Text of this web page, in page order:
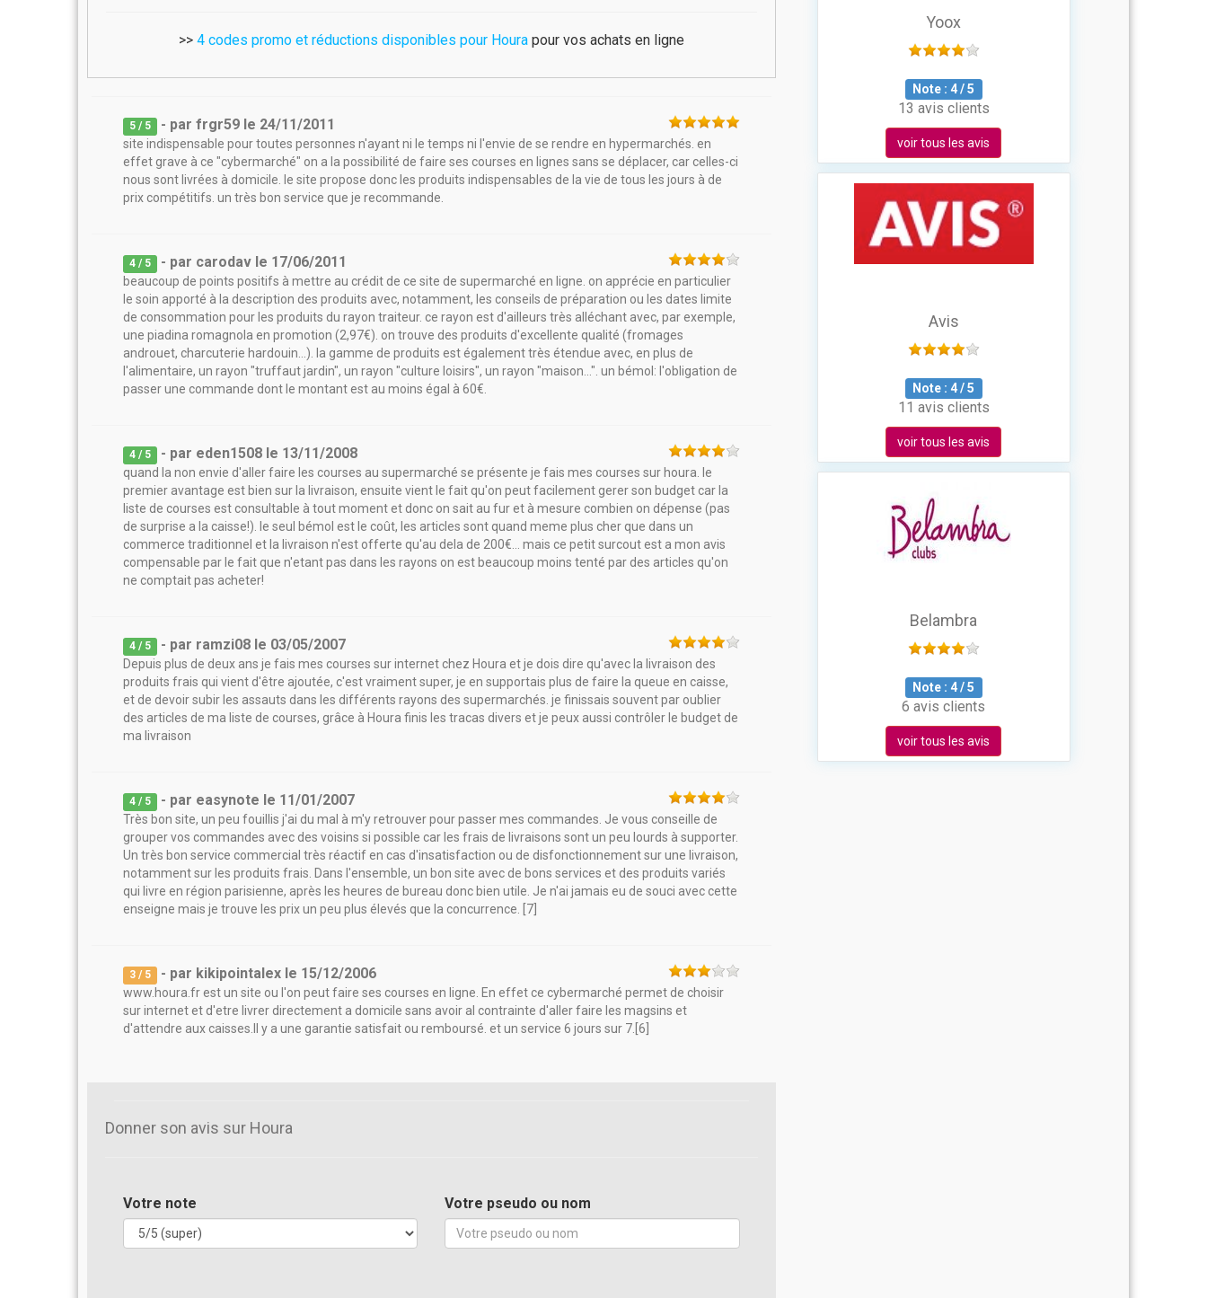
>> 4 codes promo et réductions disponibles pour Hourapour vos achats en ligne
5 / 5 - parfrgr59 le 24/11/2011
site indispensable pour toutes personnes n'ayant ni le temps ni l'envie de se rendre en hypermarchés. en
effet grave à ce "cybermarché" on a la possibilité de faire ses courses en lignes sans se déplacer, car celles-ci
nous sont livrées à domicile. le site propose donc les produits indispensables de la vie de tous les jours à de
prix compétitifs. un très bon service que je recommande.
4 / 5 - par carodav le 17/06/2011
beaucoup de points positifs à mettre au crédit de ce site de supermarché en ligne. on apprécie en particulier
le soin apporté à la description des produits avec, notamment, les conseils de préparation ou les dates limite
de consommation pour les produits du rayon traiteur. ce rayon est d'ailleurs très alléchant avec, par exemple,
une piadina romagnola en promotion (2,97€). on trouve des produits d'excellente qualité (fromages
androuet, charcuterie hardouin...). la gamme de produits est également très étendue avec, en plus de
l'alimentaire, un rayon "truffaut jardin", un rayon "culture loisirs", un rayon "maison...". un bémol: l'obligation de
passer une commande dont le montant est au moins égal à 60€.
4 / 5 - par eden1508 le 13/11/2008
quand la non envie d'aller faire les courses au supermarché se présente je fais mes courses sur houra. le
premier avantage est bien sur la livraison, ensuite vient le fait qu'on peut facilement gerer son budget car la
liste de courses est consultable à tout moment et donc on sait au fur et à mesure combien on dépense (pas
de surprise a la caisse!). le seul bémol est le coût, les articles sont quand meme plus cher que dans un
commerce traditionnel et la livraison n'est offerte qu'au dela de 200€... mais ce petit surcout est a mon avis
compensable par le fait que n'etant pas dans les rayons on est beaucoup moins tenté par des articles qu'on
ne comptait pas acheter!
4 / 5 - par ramzi08 le 03/05/2007
Depuis plus de deux ans je fais mes courses sur internet chez Houra et je dois dire qu'avec la livraison des
produits frais qui vient d'être ajoutée, c'est vraiment super, je en supportais plus de faire la queue en caisse,
et de devoir subir les assauts dans les différents rayons des supermarchés. je finissais souvent par oublier
des articles de ma liste de courses, grâce à Houra finis les tracas divers et je peux aussi contrôler le budget de
ma livraison
4 / 5 - par easynote le 11/01/2007
Très bon site, un peu fouillis j'ai du mal à m'y retrouver pour passer mes commandes. Je vous conseille de
grouper vos commandes avec des voisins si possible car les frais de livraisons sont un peu lourds à supporter.
Un très bon service commercial très réactif en cas d'insatisfaction ou de disfonctionnement sur une livraison,
notamment sur les produits frais. Dans l'ensemble, un bon site avec de bons services et des produits variés
qui livre en région parisienne, après les heures de bureau donc bien utile. Je n'ai jamais eu de souci avec cette
enseigne mais je trouve les prix un peu plus élevés que la concurrence. [7]
3 / 5 - par kikipointalex le 15/12/2006
www.houra.fr est un site ou l'on peut faire ses courses en ligne. En effet ce cybermarché permet de choisir
sur internet et d'etre livrer directement a domicile sans avoir al contrainte d'aller faire les magsins et
d'attendre aux caisses.Il y a une garantie satisfait ou remboursé. et un service 6 jours sur 7.[6]
Donner son avis sur Houra
Votre note Votre pseudo ou nom
Yoox
Note : 4/5
13 avis clients
voir tous les avis
Avis
Note : 4/5
11 avis clients
voir tous les avis
Belambra
Note : 4/5
6 avis clients
voir tous les avis